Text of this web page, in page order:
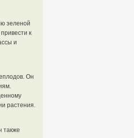
зеленой
к
и
Он
растения.
также